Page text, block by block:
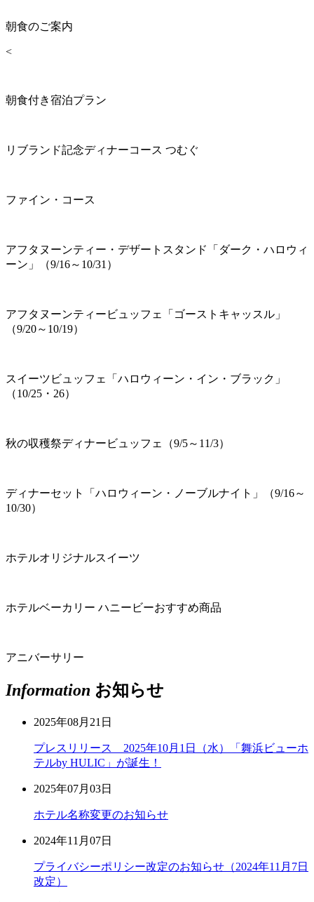
朝食のご案内
<
朝食付き宿泊プラン
リブランド記念ディナーコース つむぐ
ファイン・コース
アフタヌーンティー・デザートスタンド「ダーク・ハロウィ
ーン」（9/16～10/31）
アフタヌーンティービュッフェ「ゴーストキャッスル」
（9/20～10/19）
スイーツビュッフェ「ハロウィーン・イン・ブラック」
（10/25・26）
秋の収穫祭ディナービュッフェ（9/5～11/3）
ディナーセット「ハロウィーン・ノーブルナイト」（9/16～
10/30）
ホテルオリジナルスイーツ
ホテルベーカリー ハニービーおすすめ商品
アニバーサリー
Information お知らせ
2025年08月21日
プレスリリース 2025年10月1日（水）「舞浜ビューホ
テルby HULIC」が誕生！
2025年07月03日
ホテル名称変更のお知らせ
2024年11月07日
プライバシーポリシー改定のお知らせ（2024年11月7日
改定）